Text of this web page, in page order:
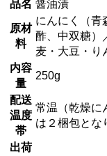
品名 醤油漬
原材
料
にんにく（青
酢、中双糖）
麦・大豆・り
内容
量
250g
配送
温度
帯
常温（乾燥に
は２梱包とな
出荷